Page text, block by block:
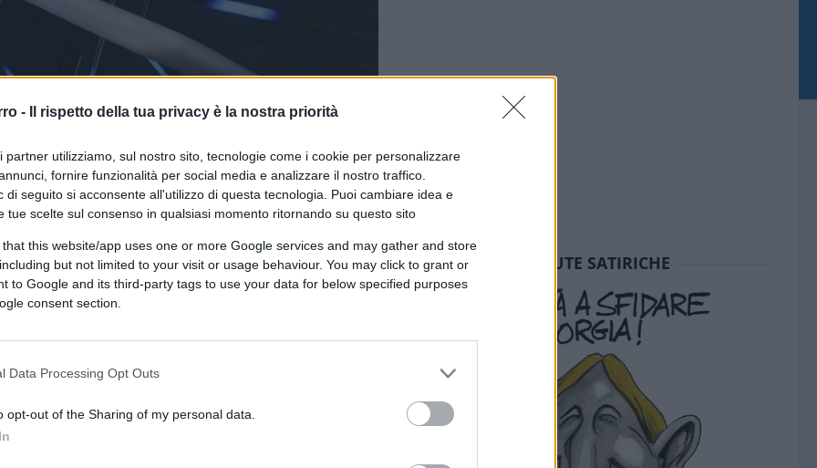
- Il rispetto della tua privacy è la nostra priorità
partner utilizziamo, sul nostro sito, tecnologie come i cookie per personalizzare
fornire funzionalità per social media e analizzare il nostro traffico.
di seguito si acconsente all'utilizzo di questa tecnologia. Puoi cambiare idea e
tue scelte sul consenso in qualsiasi momento ritornando su questo sito
that this website/app uses one or more Google services and may gather and store
but not limited to your visit or usage behaviour. You may click to grant or
to Google and its third-party tags to use your data for below specified purposes
consent section.
Data Processing Opt Outs
opt-out of the Sharing of my personal data.
tramite Canva.com
CLICCA QUI
0:00/--:--
Borsa. Il comparto continua a perdere
delle auto elettriche in Europa, poi
dai dazi della
di
SEDUTE SATIRICHE